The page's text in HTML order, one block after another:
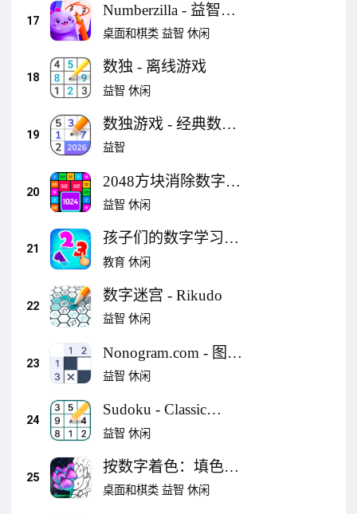
17
Numberzilla - 益智数
学游戏
桌面和棋类 益智 休闲
18
数独 - 离线游戏
益智 休闲
19
数独游戏 - 经典数独
数字游戏 [Sudoku]
益智
20
2048方块消除数字游
戏 - M2 Blocks
益智 休闲
21
孩子们的数字学习游
戏
教育 休闲
22
数字迷宫 - Rikudo
益智 休闲
23
Nonogram.com - 图片
纵横字谜游戏
益智 休闲
24
Sudoku - Classic
Sudoku Puzzle
益智 休闲
25
按数字着色：填色游
戏
桌面和棋类 益智 休闲